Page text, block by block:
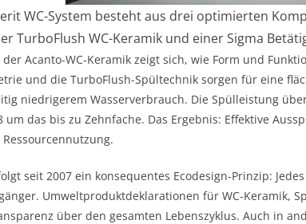
WC-System besteht aus drei optimierten
TurboFlush WC-Keramik und einer Sigma
Acanto-WC-Keramik zeigt sich, wie Form und
und die TurboFlush-Spültechnik sorgen für eine
niedrigerem Wasserverbrauch. Die Spülleistung
um das bis zu Zehnfache. Das Ergebnis: Effektive
seit 2007 ein konsequentes Ecodesign-Prinzip:
Umweltproduktdeklarationen für WC-Keramik,
über den gesamten Lebenszyklus. Auch in